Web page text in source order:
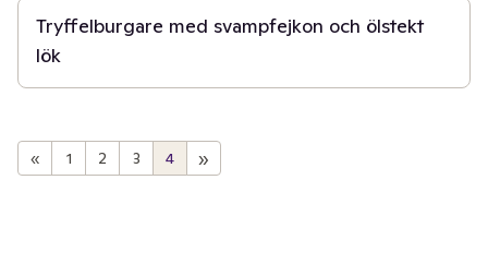
Tryffelburgare med svampfejkon och ölstekt
lök
« 1 2 3 4 »